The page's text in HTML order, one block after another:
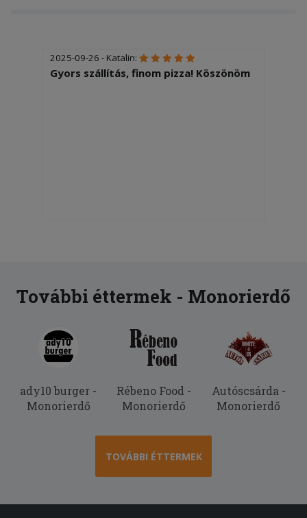
2025-09-26 - Katalin:
Gyors szállítás, finom pizza! Köszönöm
További éttermek - Monorierdő
ady10 burger -
Monorierdő
Rébeno Food -
Monorierdő
Autóscsárda -
Monorierdő
TOVÁBBI ÉTTERMEK